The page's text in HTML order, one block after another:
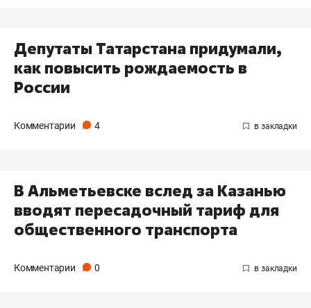
Депутаты Татарстана придумали,
как повысить рождаемость в
России
Комментарии 4
В Альметьевске вслед за Казанью
вводят пересадочный тариф для
общественного транспорта
Комментарии 0